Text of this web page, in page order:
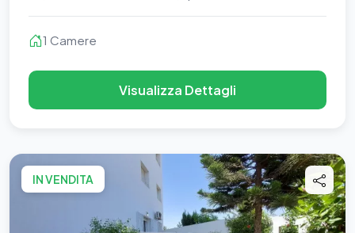
1 Camere
Visualizza Dettagli
IN VENDITA